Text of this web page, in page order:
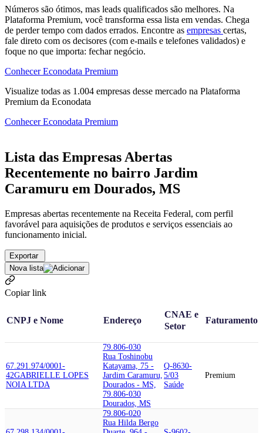
Números são ótimos, mas leads qualificados são melhores. Na
Plataforma Premium, você transforma essa lista em vendas. Chega
de perder tempo com dados errados. Encontre as empresas certas,
fale direto com os decisores (com e-mails e telefones validados) e
foque no que importa: fechar negócio.
Conhecer Econodata Premium
Visualize todas as 1.004 empresas desse mercado na Plataforma
Premium da Econodata
Conhecer Econodata Premium
Lista das Empresas Abertas
Recentemente no bairro Jardim
Caramuru em Dourados, MS
Empresas abertas recentemente na Receita Federal, com perfil
favorável para aquisições de produtos e serviços essenciais ao
funcionamento inicial.
Exportar
Nova lista
Copiar link
CNPJ e Nome Endereço
CNAE e
Setor
Faturamento
67.291.974/0001-
42GABRIELLE LOPES
NOIA LTDA
79.806-030
Rua Toshinobu
Katayama, 75 -
Jardim Caramuru,
Dourados - MS,
79.806-030
Dourados, MS
Q-8630-
5/03
Saúde
Premium
79.806-020
Rua Hilda Bergo